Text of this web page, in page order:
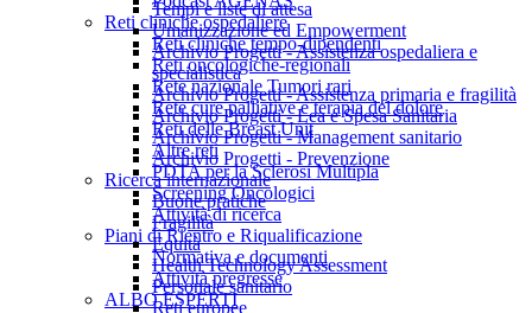
Tempi e liste di attesa
Umanizzazione ed Empowerment
Archivio Progetti - Assistenza ospedaliera e
specialistica
Archivio Progetti - Assistenza primaria e fragilità
Archivio Progetti - Lea e Spesa Sanitaria
Archivio Progetti - Management sanitario
Archivio Progetti - Prevenzione
Ricerca internazionale
Buone pratiche
Fragilità
Equità
Health Technology Assessment
Personale sanitario
Reti europee
Reti cliniche ospedaliere
Reti cliniche tempo-dipendenti
Reti oncologiche-regionali
Rete nazionale Tumori rari
Rete cure palliative e terapia del dolore
Reti delle Breast Unit
Altre reti
PDTA per la Sclerosi Multipla
Screening Oncologici
Attività di ricerca
Piani di Rientro e Riqualificazione
Normativa e documenti
Attività pregresse
ALBO ESPERTI